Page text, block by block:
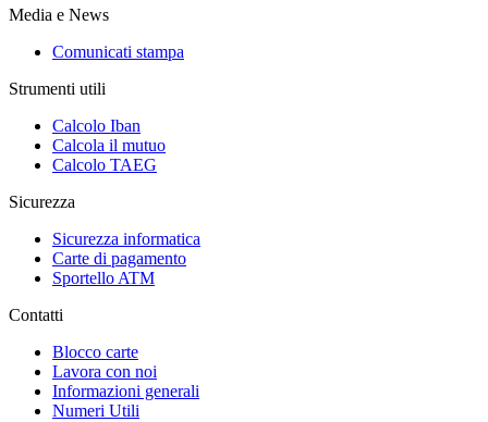
Media e News
Comunicati stampa
Strumenti utili
Calcolo Iban
Calcola il mutuo
Calcolo TAEG
Sicurezza
Sicurezza informatica
Carte di pagamento
Sportello ATM
Contatti
Blocco carte
Lavora con noi
Informazioni generali
Numeri Utili